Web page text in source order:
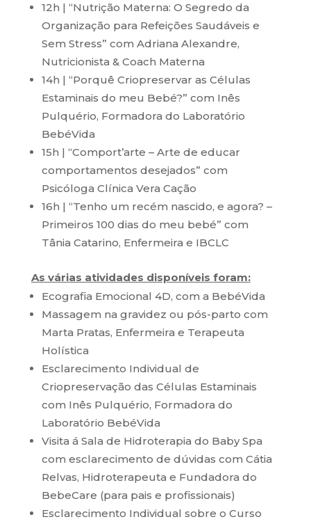
12h | “Nutrição Materna: O Segredo da
Organização para Refeições Saudáveis e
Sem Stress” com Adriana Alexandre,
Nutricionista & Coach Materna
14h | “Porquê Criopreservar as Células
Estaminais do meu Bebé?” com Inês
Pulquério, Formadora do Laboratório
BebéVida
15h | “Comport’arte – Arte de educar
comportamentos desejados” com
Psicóloga Clínica Vera Cação
16h | “Tenho um recém nascido, e agora? –
Primeiros 100 dias do meu bebé” com
Tânia Catarino, Enfermeira e IBCLC
As várias atividades disponíveis foram:
Ecografia Emocional 4D, com a BebéVida
Massagem na gravidez ou pós-parto com
Marta Pratas, Enfermeira e Terapeuta
Holística
Esclarecimento Individual de
Criopreservação das Células Estaminais
com Inês Pulquério, Formadora do
Laboratório BebéVida
Visita á Sala de Hidroterapia do Baby Spa
com esclarecimento de dúvidas com Cátia
Relvas, Hidroterapeuta e Fundadora do
BebeCare (para pais e profissionais)
Esclarecimento Individual sobre o Curso